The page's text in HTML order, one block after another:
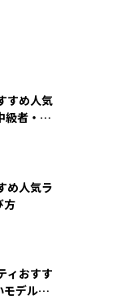
すめ人気
級者・上
め人気ラ
方
ィおすす
モデルの